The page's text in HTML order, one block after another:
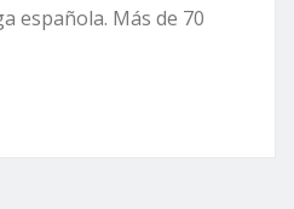
española. Más de 70